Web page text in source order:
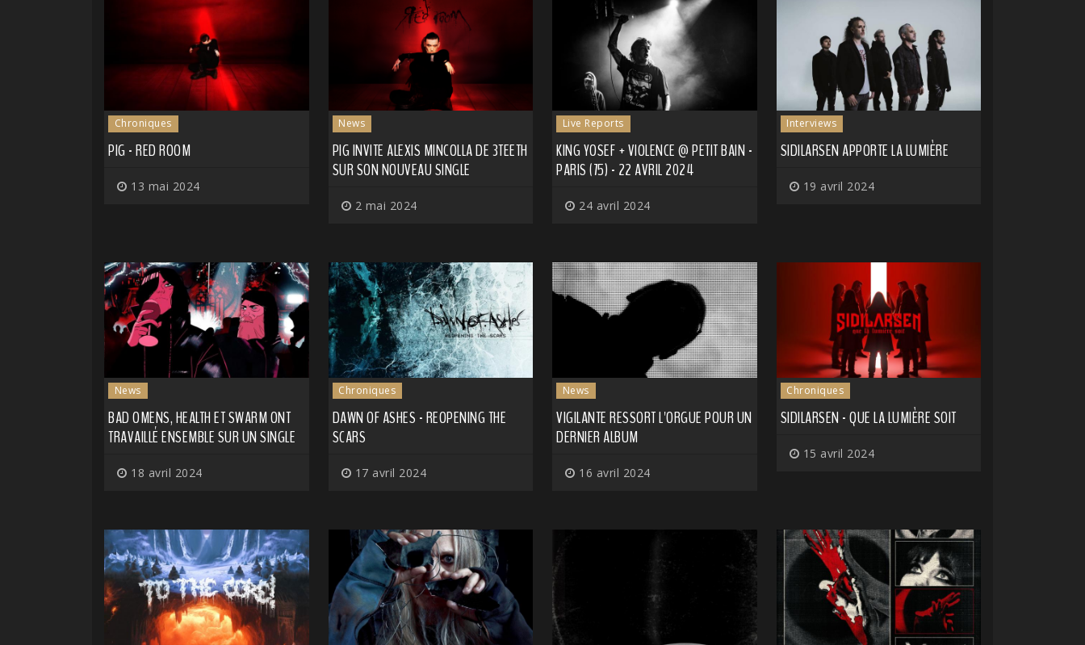
Chroniques
PIG - RED ROOM
13 mai 2024
News
PIG INVITE ALEXIS MINCOLLA DE 3TEETH
SUR SON NOUVEAU SINGLE
2 mai 2024
Live Reports
KING YOSEF + VIOLENCE @ PETIT BAIN -
PARIS (75) - 22 AVRIL 2024
24 avril 2024
Interviews
SIDILARSEN APPORTE LA LUMIÈRE
19 avril 2024
News
BAD OMENS, HEALTH ET SWARM ONT
TRAVAILLÉ ENSEMBLE SUR UN SINGLE
18 avril 2024
Chroniques
DAWN OF ASHES - REOPENING THE
SCARS
17 avril 2024
News
VIGILANTE RESSORT L'ORGUE POUR UN
DERNIER ALBUM
16 avril 2024
Chroniques
SIDILARSEN - QUE LA LUMIÈRE SOIT
15 avril 2024